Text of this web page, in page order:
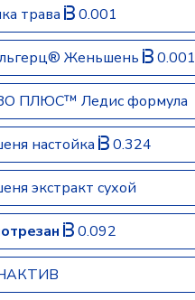
трава 0.001
Женьшень 0.001
ПЛЮС™ Ледис формула
настойка 0.324
экстракт сухой
0.092